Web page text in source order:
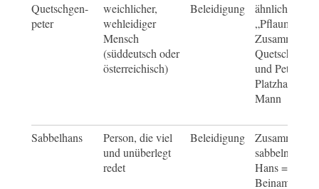
Quetschgen-
peter
weichlicher,
wehleidiger
Mensch
(süddeutsch oder
österreichisch)
Beleidigung
ähnlich wie
Quetschge =
und Peter als
Platzhalter
Mann
Sabbelhans
Person, die viel
und unüberlegt
redet
Beleidigung
sabbeln =
Hans =
Beiname für